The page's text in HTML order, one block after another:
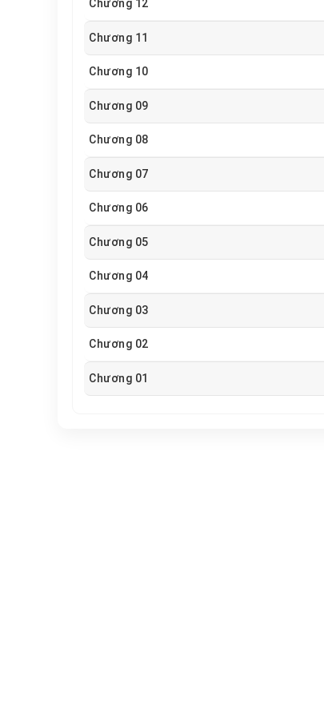
Chương 12
Chương 11
Chương 10
Chương 09
Chương 08
Chương 07
Chương 06
Chương 05
Chương 04
Chương 03
Chương 02
Chương 01